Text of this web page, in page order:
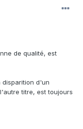
de qualité, est
disparition d'un
titre, est toujours